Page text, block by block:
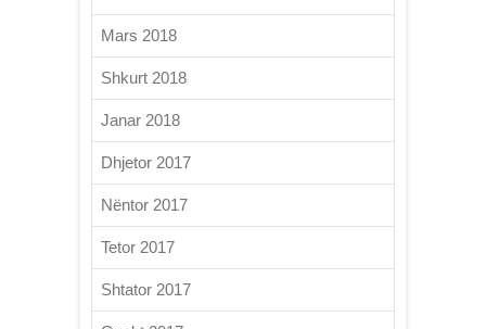
Mars 2018
Shkurt 2018
Janar 2018
Dhjetor 2017
Nëntor 2017
Tetor 2017
Shtator 2017